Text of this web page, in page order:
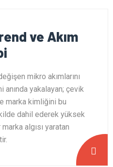
ve Akım
mikro akımlarını
yakalayan; çevik
marka kimliğini bu
dahil ederek yüksek
algısı yaratan